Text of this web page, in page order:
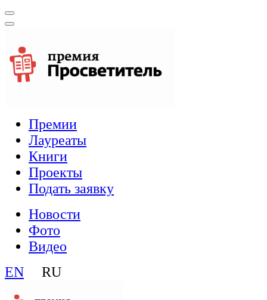
Премии
Лауреаты
Книги
Проекты
Подать заявку
Новости
Фото
Видео
EN RU